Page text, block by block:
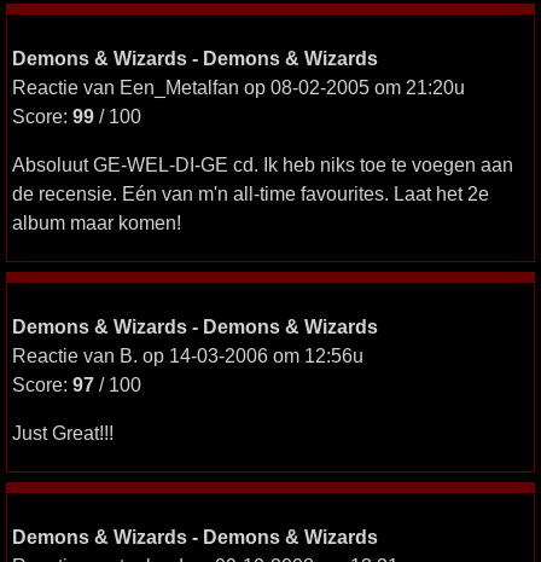
Demons & Wizards - Demons & Wizards
Reactie van Een_Metalfan op 08-02-2005 om 21:20u
Score: 99 / 100
Absoluut GE-WEL-DI-GE cd. Ik heb niks toe te voegen aan
de recensie. Eén van m'n all-time favourites. Laat het 2e
album maar komen!
Demons & Wizards - Demons & Wizards
Reactie van B. op 14-03-2006 om 12:56u
Score: 97 / 100
Just Great!!!
Demons & Wizards - Demons & Wizards